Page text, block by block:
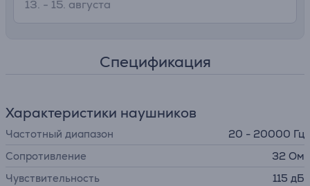
13. - 15. августа
Спецификация
Характеристики наушников
Частотный диапазон
20 - 20000 Гц
Сопротивление
32 Ом
Чувствительность
115 дБ